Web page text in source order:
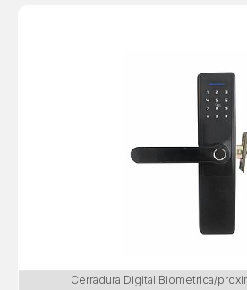
Cerradura Digital Biometrica/